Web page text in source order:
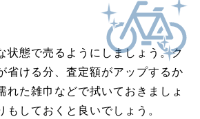
状態で売るようにしましょう。ク
省ける分、査定額がアップするか
れた雑巾などで拭いておきましょ
もしておくと良いでしょう。